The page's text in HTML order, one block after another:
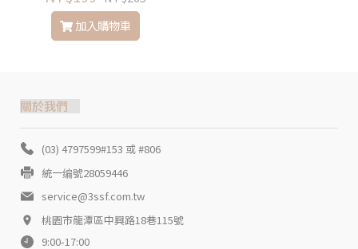
加入購物車
關於我們
(03) 4797599#153 或 #806
統一编號28059446
service@3ssf.com.tw
桃園市龍潭區中興路18巷115號
9:00-17:00